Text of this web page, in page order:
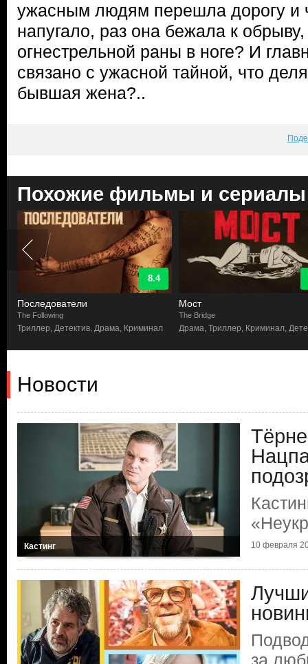
ужасным людям перешла дорогу и
напугало, раз она бежала к
огнестрельной раны в ноге? И
связано с ужасной тайной, что
бывшая жена?..
Похожие фильмы и сериалы
8.4
Последователи
The Following
Триллер, Детектив, Драма, Криминал
Мост
The Bridge
Драма, Триллер, Криминал,
Новости
Кастинг 10 февраля
за